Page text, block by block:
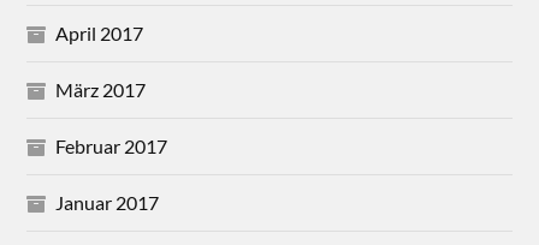
April 2017
März 2017
Februar 2017
Januar 2017